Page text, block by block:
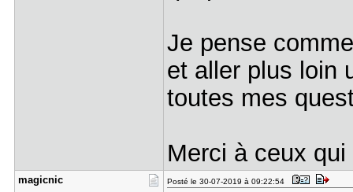
Je pense
et aller plus loin
toutes mes
Merci à ceux
magicnic Posté le 30-07-2019 à 09:22:54